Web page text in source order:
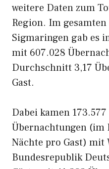
weitere Daten zum
Region. Im
Sigmaringen gab es
mit 607.028
Durchschnitt 3,17
Gast.
Dabei kamen
Übernachtungen
Nächte pro Gast) mit
Bundesrepublik